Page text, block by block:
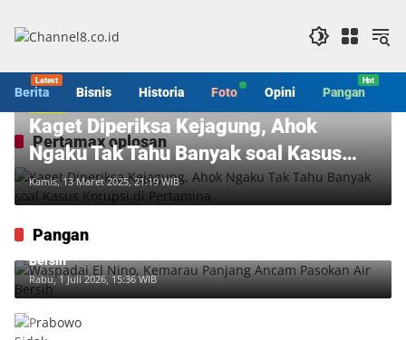
konten
Berita Bisnis Historia Foto Opini Pangan
Pertamax oplosan
Kaget Diperiksa Kejagung, Ahok
Ngaku Tak Tahu Banyak soal Kasus
Korupsi di Pertamina
Kamis, 13 Maret 2025, 21:19 WIB
Pangan
Waspadai El Nino, Kemarau Panjang Ancam Pasokan Air
Bersih
Rabu, 1 Juli 2026, 15:36 WIB